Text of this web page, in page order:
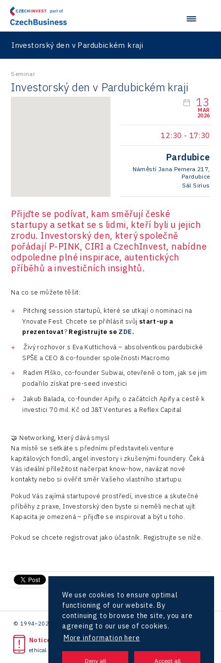
LAM-X
Virtual Lab
Investorský den v Pardubickém kraji
Seminar
Investorský den v Pardubickém kraji
13
MAR
2026
12:30 - 17:30
Pardubice
Náměstí Jana Pernera 217,
Pardubice
Sál Sirius
Přijďte se podívat, kam směřují české
startupy a setkat se s lidmi, kteří byli u jejich
zrodu. Investorský den, který společně
pořádají P-PINK, CIRI a CzechInvest, nabídne
odpoledne plné inspirace, autentických
příběhů a investičních insightů.
Na co se můžete těšit:
Pitching session startupů, které se utkají o nominaci na
Ynovate Fest. Chcete se přihlásit svůj start-up a
prezentovat? Registrujte se ZDE.
Živý rozhovor s Eva Kuttichová – absolventkou pardubické
SPŠE a CEO & co-founder společnosti Macromo
Radim Plško, co-founder Subwai, otevřeně o tom, jak se jim
podařilo získat pre-seed investici
Jakub Balada, co-founder Apify, o začátcích Apify a cestě k
investici 70 mil. Kč od J&T Ventures a Reflex Capital
🤝 Networking, který dává smysl
Na místě se setkáte s předními představiteli venture
kapitálových fondů, angel investory i zkušenými foundery. Čeká
Vás ideální příležitost načerpat know-how, navázat nové
kontakty nebo si ověřit směr Vašeho vlastního startupu.
Pokud Vás zajímá startupové prostředí, investice a skutečné
příběhy z praxe, Investorský den byste si neměli nechat ujít.
Kapacita je omezená – přijďte se inspirovat a být u toho.
Pokud se chcete registrovat jako účastník. Registrujte se níže.
© 1994–2026 CzechInvest | .
Noticed unlawful act?
ethical line
We use cookies to ensure optimal
functioning of our website. By
continuing to browse the site, you are
agreeing to our use of cookies.
More information here